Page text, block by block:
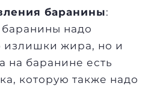
баранины:
надо
излишки жира, но и
на баранине есть
которую также надо